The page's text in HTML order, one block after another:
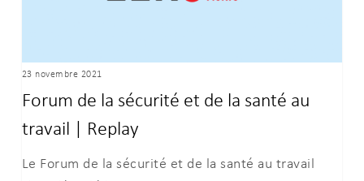
travail
Replay
23 novembre 2021
Forum de la sécurité et de la santé au
travail | Replay
Le Forum de la sécurité et de la santé au travail